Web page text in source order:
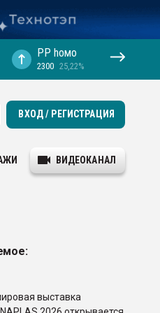
PP hомо
2300 25,22%
ВХОД / РЕГИСТРАЦИЯ
ВИДЕОКАНАЛ
выставка